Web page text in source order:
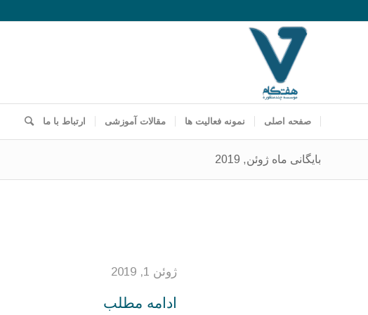
صفحه اصلی نمونه فعالیت ها مقالات آموزشی ارتباط با ما
بایگانی ماه ژوئن, 2019
ژوئن 1, 2019
ادامه مطلب